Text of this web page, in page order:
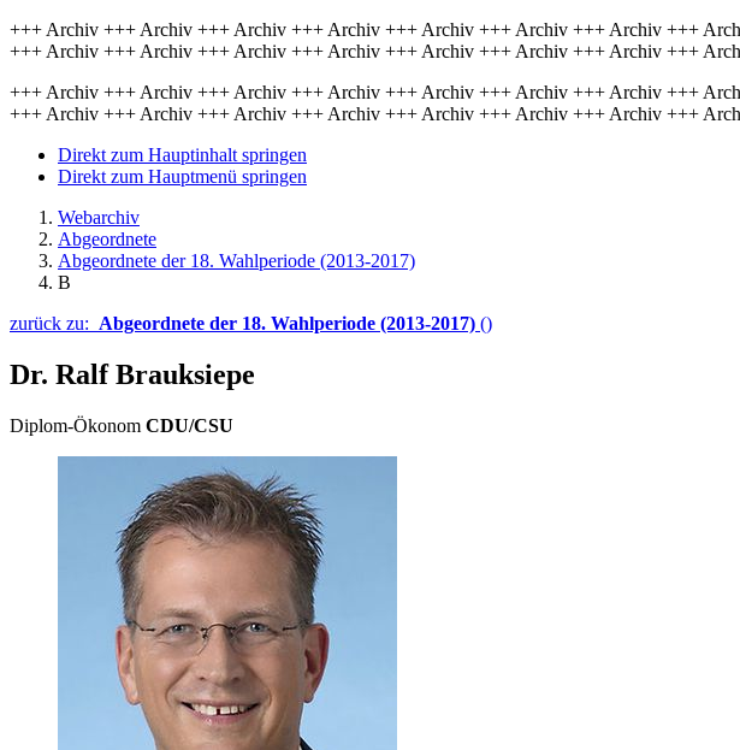
+++ Archiv +++ Archiv +++ Archiv +++ Archiv +++ Archiv +++ Archiv +++ Archiv +++
+++ Archiv +++ Archiv +++ Archiv +++ Archiv +++ Archiv +++ Archiv +++ Archiv +++
+++ Archiv +++ Archiv +++ Archiv +++ Archiv +++ Archiv +++ Archiv +++ Archiv +++
+++ Archiv +++ Archiv +++ Archiv +++ Archiv +++ Archiv +++ Archiv +++ Archiv +++
Direkt zum Hauptinhalt springen
Direkt zum Hauptmenü springen
Webarchiv
Abgeordnete
Abgeordnete der 18. Wahlperiode (2013-2017)
B
zurück zu: Abgeordnete der 18. Wahlperiode (2013-2017) ()
Dr. Ralf Brauksiepe
Diplom-Ökonom CDU/CSU